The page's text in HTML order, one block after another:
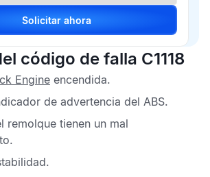
Solicitar ahora
código de falla C1118
Engine encendida.
de advertencia del ABS.
remolque tienen un mal